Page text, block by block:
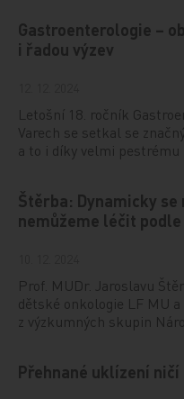
Gastroenterologie –
i řadou výzev
Letošní 18. ročník
Varech se setkal se
a to i díky velmi pestrému
Štěrba: Dynamicky
nemůžeme léčit
Prof. MUDr. Jaroslavu
dětské onkologie LF MU
z výzkumných skupin
Přehnané uklízení